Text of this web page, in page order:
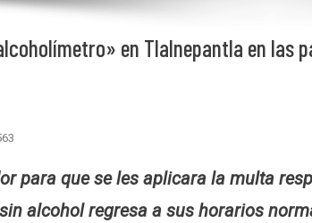
en Tlalnepantla en las
para que se les aplicara la multa
alcohol regresa a sus horarios